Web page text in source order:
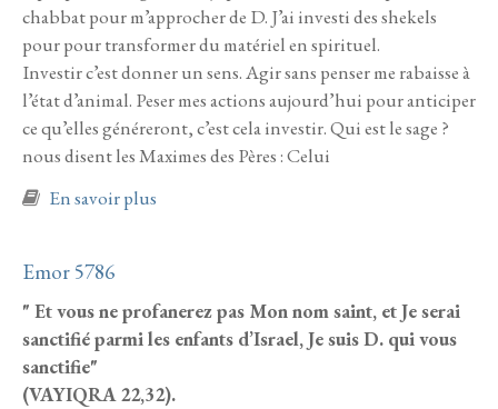
chabbat pour m’approcher de D. J’ai investi des shekels
pour pour transformer du matériel en spirituel.
Investir c’est donner un sens. Agir sans penser me rabaisse à
l’état d’animal. Peser mes actions aujourd’hui pour anticiper
ce qu’elles généreront, c’est cela investir. Qui est le sage ?
nous disent les Maximes des Pères : Celui
En savoir plus
Emor 5786
" Et vous ne profanerez pas Mon nom saint, et Je serai
sanctifié parmi les enfants d’Israel, Je suis D. qui vous
sanctifie"
(VAYIQRA 22,32).